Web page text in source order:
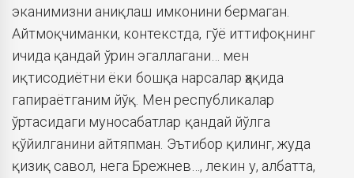
эканимизни аниқлаш имконини бермаган.
Айтмоқчиманки, контекстда, гўё иттифоқнинг
ичида қандай ўрин эгаллагани… мен
иқтисодиётни ёки бошқа нарсалар ҳақида
гапираётганим йўқ. Мен республикалар
ўртасидаги муносабатлар қандай йўлга
қўйилганини айтяпман. Эътибор қилинг, жуда
қизиқ савол, нега Брежнев…, лекин у, албатта,